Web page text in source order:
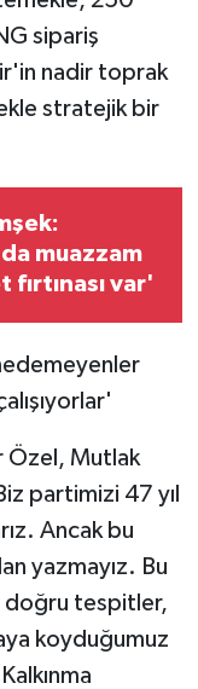
sipariş
nadir toprak
stratejik bir
muazzam
fırtınası var'
Özel, Mutlak
partimizi 47 yıl
Ancak bu
yazmayız. Bu
doğru tespitler,
koyduğumuz